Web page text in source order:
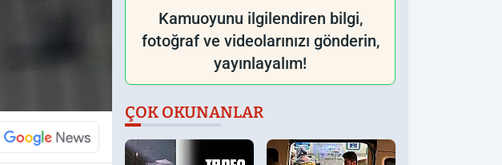
Kamuoyunu ilgilendiren bilgi,
fotoğraf ve videolarınızı gönderin,
yayınlayalım!
ÇOK OKUNANLAR